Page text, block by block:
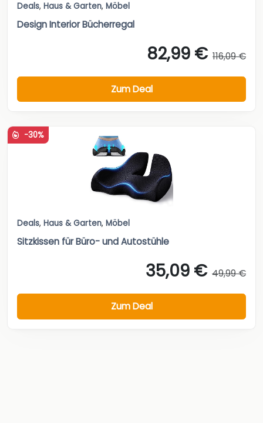
Deals, Haus & Garten, Möbel
Design Interior Bücherregal
82,99 € 116,09 €
Zum Deal
-30%
Deals, Haus & Garten, Möbel
Sitzkissen für Büro- und Autostühle
35,09 € 49,99 €
Zum Deal